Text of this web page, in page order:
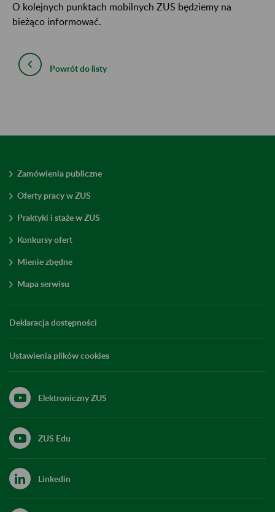
O kolejnych punktach mobilnych ZUS będziemy na
bieżąco informować.
Powrót do listy
Zamówienia publiczne
Oferty pracy w ZUS
Praktyki i staże w ZUS
Konkursy ofert
Mienie zbędne
Mapa serwisu
Deklaracja dostępności
Ustawienia plików cookies
Elektroniczny ZUS
ZUS Edu
Linkedin